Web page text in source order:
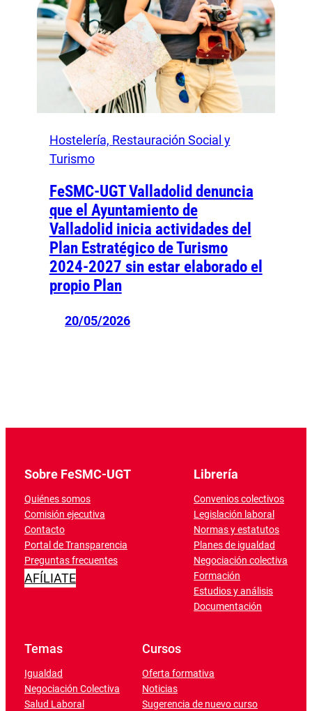
Hostelería, Restauración Social y
Turismo
FeSMC-UGT Valladolid denuncia
que el Ayuntamiento de
Valladolid inicia actividades del
Plan Estratégico de Turismo
2024-2027 sin estar elaborado el
propio Plan
20/05/2026
Sobre FeSMC-UGT
Quiénes somos
Comisión ejecutiva
Contacto
Portal de Transparencia
Preguntas frecuentes
AFÍLIATE
Librería
Convenios colectivos
Legislación laboral
Normas y estatutos
Planes de igualdad
Negociación colectiva
Formación
Estudios y análisis
Documentación
Temas
Igualdad
Negociación Colectiva
Salud Laboral
Cursos
Oferta formativa
Noticias
Sugerencia de nuevo curso